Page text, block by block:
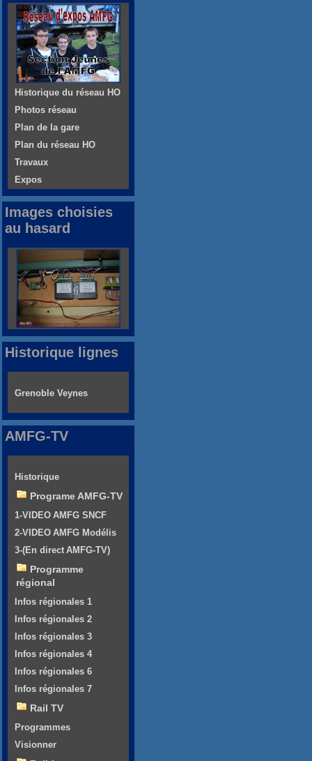
Historique du réseau HO
Photos réseau
Plan de la gare
Plan du réseau HO
Travaux
Expos
Images choisies
au hasard
Historique lignes
Grenoble Veynes
AMFG-TV
Historique
Programe AMFG-TV
1-VIDEO AMFG SNCF
2-VIDEO AMFG Modélis
3-(En direct AMFG-TV)
Programme
régional
Infos régionales 1
Infos régionales 2
Infos régionales 3
Infos régionales 4
Infos régionales 6
Infos régionales 7
Rail TV
Programmes
Visionner